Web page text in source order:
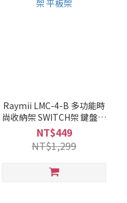
Raymii LMC-4-B 多功能時
尚收納架 SWITCH架 鍵盤架
手機架 平板架
NT$449
NT$1,299